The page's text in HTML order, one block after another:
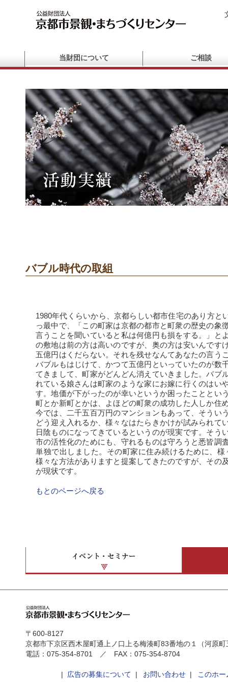
当財団について ご相談
バブル時代の取組
1980年代くらいから、京都らしい都市住宅のあり方
っ最中で、「この町家は京都の都市と町衆の歴史の
言うことを聞いていると私は何億円も損をする。」と
の敷地は前の方は高いのですが、奥の方は安いんです
五億円はくだらない。それを残せなんてあなたの言う
バブルもはじけて、かつて五億円といっていたのが数
てきまして、町家がどんどん消えていきました。バブ
れている娘さんは町家のような家にお嫁に行くのはい
す。地価が下がったのが幸いというか困ったこととい
町とか新町とかは、よほどの町衆の成功した人しか住
今では、二千五百万円のマンションもあって、そうい
どう迎え入れるか、様々なはたらきかけが試みられ
日陰ものになってきているというのが現実です。そ
市の活性化のためにも、守れるものは守ろうと悉皆調
単独で出しました。その町家に住み続けるために、
様々な方法がありますと提案してきたのですが、その
が現状です。
もとのページへ戻る
〒600-8127
京都市下京区西木屋町通上ノ口上る梅湊町83番地の１（河原
電話：075-354-8701 ／ FAX：075-354-8704
広告の募集について お問い合わせ| このホー